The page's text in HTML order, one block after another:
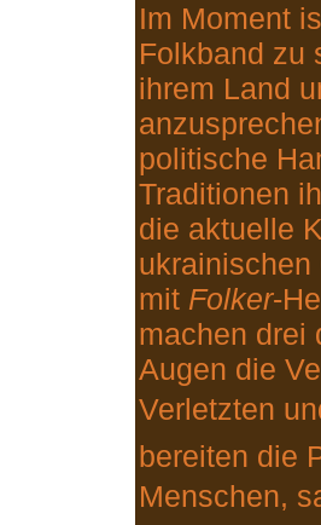
Im Moment
Folkband zu
ihrem Land
politische
Traditionen
die aktuelle
mit Folker-
machen drei
Augen die
Verletzten
bereiten die
Menschen,